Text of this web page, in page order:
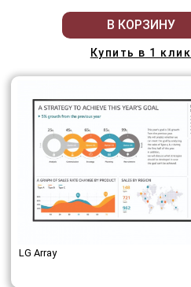
В КОРЗИНУ
Купить в 1 клик
LG Array